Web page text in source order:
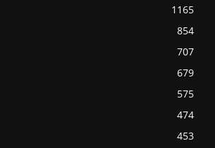
1165
854
707
679
575
474
453